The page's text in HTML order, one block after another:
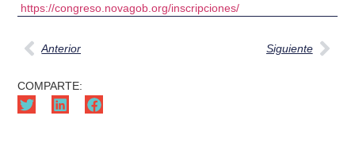
https://congreso.novagob.org/inscripciones/
Anterior Siguiente
COMPARTE: